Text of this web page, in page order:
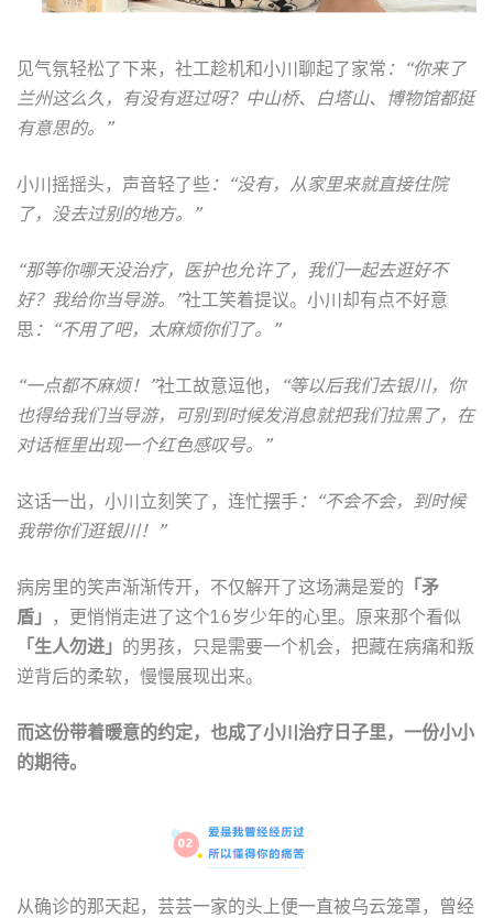
见气氛轻松了下来，社工趁机和小川聊起了家常 ：“你来了
兰州这么久，有没有逛过呀？中山桥、白塔山、博物馆都挺
有意思的。”
小川摇摇头，声音轻了些：“没有，从家里来就直接住院
了，没去过别的地方。”
“那等你哪天没治疗，医护也允许了，我们一起去逛好不
好？我给你当导游。”社工笑着提议。小川却有点不好意
思 ：“不用了吧，太麻烦你们了。”
“一点都不麻烦！”社工故意逗他，
“等以后我们去银川，你
也得给我们当导游，可别到时候发消息就把我们拉黑了，在
对话框里出现一个红色感叹号。”
这话一出，小川立刻笑了，连忙摆手：“不会不会，到时候
我带你们逛银川！”
病房里的笑声渐渐传开，不仅解开了这场满是爱的 「矛
盾」 ，更悄悄走进了这个16岁少年的心里。原来那个看似
「生人勿进」 的男孩，只是需要一个机会，把藏在病痛和叛
逆背后的柔软，慢慢展现出来。
而这份带着暖意的约定，也成了小川治疗日子里，一份小小
的期待。
从确诊的那天起，芸芸一家的头上便一直被乌云笼罩，曾经